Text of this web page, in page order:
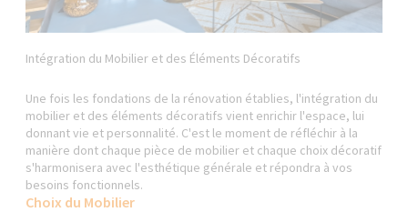
Intégration du Mobilier et des Éléments Décoratifs
Une fois les fondations de la rénovation établies, l'intégration du
mobilier et des éléments décoratifs vient enrichir l'espace, lui
donnant vie et personnalité. C'est le moment de réfléchir à la
manière dont chaque pièce de mobilier et chaque choix décoratif
s'harmonisera avec l'esthétique générale et répondra à vos
besoins fonctionnels.
Choix du Mobilier